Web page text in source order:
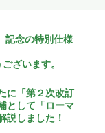
記念の特別仕様
ざいます。
に「第２次改訂
として「ローマ
説しました！